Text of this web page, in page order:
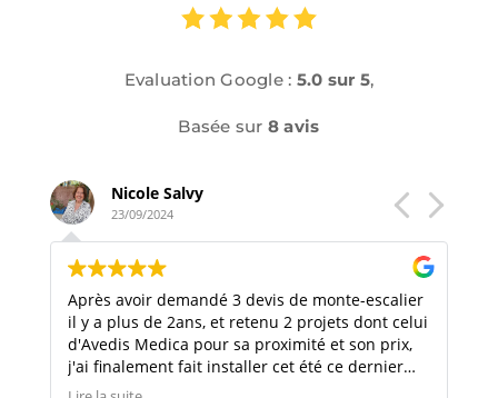
Evaluation Google : 5.0 sur 5,
Basée sur 8 avis
Nicole Salvy
23/09/2024
Après avoir demandé 3 devis de monte-escalier
il y a plus de 2ans, et retenu 2 projets dont celui
d'Avedis Medica pour sa proximité et son prix,
j'ai finalement fait installer cet été ce dernier
pour bénéficier de ces 2 avantages. En plus, j'ai